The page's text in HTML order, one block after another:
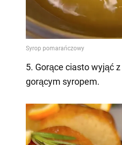
5. Gorące ciasto wyjąć
gorącym syropem.